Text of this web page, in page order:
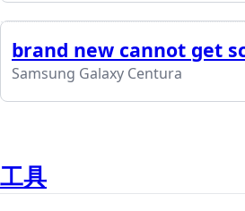
brand new cannot get
Samsung Galaxy Centura
工具